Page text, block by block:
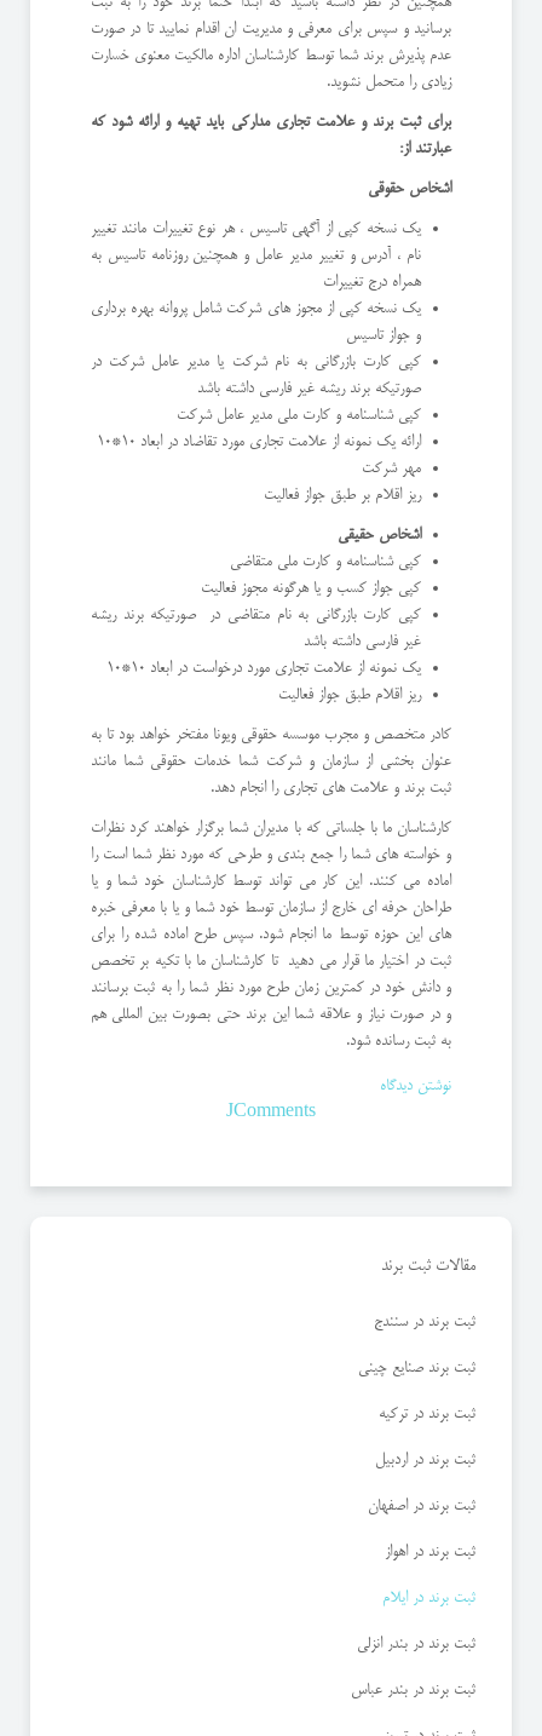
برسانید و سپس برای معرفی و مدیریت ان اقدام نمایید تا در صورت
عدم پذیرش برند شما توسط کارشناسان اداره مالکیت معنوی خسارت
زیادی را متحمل نشوید.
برای ثبت برند و علامت تجاری مدارکی باید تهیه و ارائه شود که
عبارتند از:
اشخاص حقوقی
یک نسخه کپی از آگهی تاسیس ، هر نوع تغییرات مانند تغییر
نام ، آدرس و تغییر مدیر عامل و همچنین روزنامه تاسیس به
همراه درج تغییرات
یک نسخه کپی از مجوز های شرکت شامل پروانه بهره برداری
و جواز تاسیس
کپی کارت بازرگانی به نام شرکت یا مدیر عامل شرکت در
صورتیکه برند ریشه غیر فارسی داشته باشد
کپی شناسنامه و کارت ملی مدیر عامل شرکت
ارائه یک نمونه از علامت تجاری مورد تقاضاد در ابعاد 10*10
مهر شرکت
ریز اقلام بر طبق جواز فعالیت
اشخاص حقیقی
کپی شناسنامه و کارت ملی متقاضی
کپی جواز کسب و یا هرگونه مجوز فعالیت
کپی کارت بازرگانی به نام متقاضی در صورتیکه برند ریشه
غیر فارسی داشته باشد
یک نمونه از علامت تجاری مورد درخواست در ابعاد 10*10
ریز اقلام طبق جواز فعالیت
کادر متخصص و مجرب موسسه حقوقی ویونا مفتخر خواهد بود تا به
عنوان بخشی از سازمان و شرکت شما خدمات حقوقی شما مانند
ثبت برند و علامت های تجاری را انجام دهد.
کارشناسان ما با جلساتی که با مدیران شما برگزار خواهند کرد نظرات
و خواسته های شما را جمع بندی و طرحی که مورد نظر شما است را
اماده می کنند. این کار می تواند توسط کارشناسان خود شما و یا
طراحان حرفه ای خارج از سازمان توسط خود شما و یا با معرفی خبره
های این حوزه توسط ما انجام شود. سپس طرح اماده شده را برای
ثبت در اختیار ما قرار می دهید تا کارشناسان ما با تکیه بر تخصص
و دانش خود در کمترین زمان طرح مورد نظر شما را به ثبت برسانند
و در صورت نیاز و علاقه شما این برند حتی بصورت بین المللی هم
به ثبت رسانده شود.
نوشتن دیدگاه
JComments
مقالات ثبت برند
ثبت برند در سنندج
ثبت برند صنایع چینی
ثبت برند در ترکیه
ثبت برند در اردبیل
ثبت برند در اصفهان
ثبت برند در اهواز
ثبت برند در ایلام
ثبت برند در بندر انزلی
ثبت برند در بندر عباس